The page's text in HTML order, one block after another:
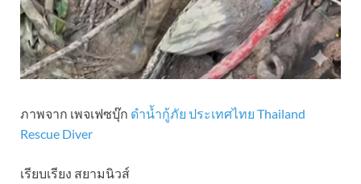
ภาพจาก เพจเฟซบุ๊ก ดำน้ำกู้ภัย ประเทศไทย Thailand
Rescue Diver
เรียบเรียง สยามนิวส์